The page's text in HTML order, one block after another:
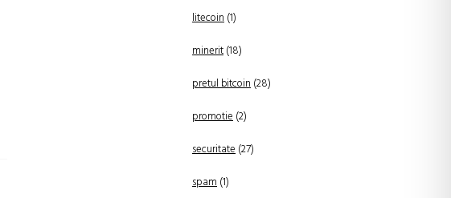
litecoin(1)
minerit(18)
pretul bitcoin(28)
promotie(2)
securitate(27)
spam(1)